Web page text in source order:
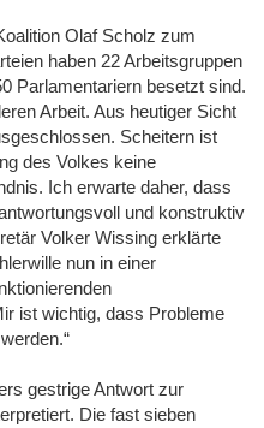
Olaf Scholz zum
haben 22 Arbeitsgruppen
Parlamentariern besetzt sind.
Arbeit. Aus heutiger Sicht
Scheitern ist
des Volkes keine
Ich erwarte daher, dass
und konstruktiv
Volker Wissing erklärte
nun in einer
ist wichtig, dass Probleme
gestrige Antwort zur
Die fast sieben